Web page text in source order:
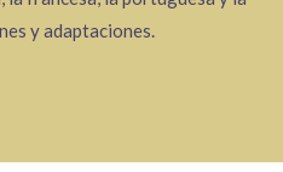
y adaptaciones.